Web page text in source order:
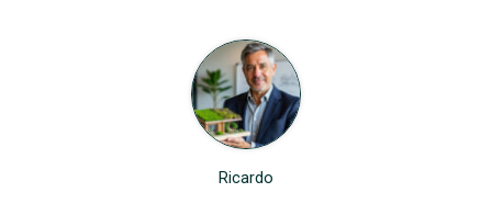
Ricardo